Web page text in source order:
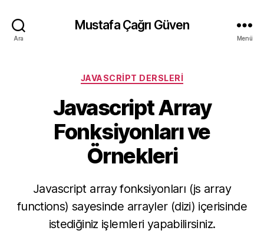
Ara
Mustafa Çağrı Güven
Menü
Kategoriler
JAVASCRIPT DERSLERI
Javascript Array
Fonksiyonları ve
Örnekleri
Javascript array fonksiyonları (js array
functions) sayesinde arrayler (dizi) içerisinde
istediğiniz işlemleri yapabilirsiniz.